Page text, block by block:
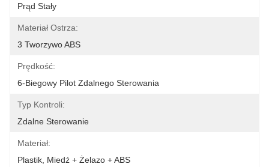
Prąd Stały
Materiał Ostrza:
3 Tworzywo ABS
Prędkość:
6-Biegowy Pilot Zdalnego Sterowania
Typ Kontroli:
Zdalne Sterowanie
Materiał:
Plastik, Miedź + Żelazo + ABS